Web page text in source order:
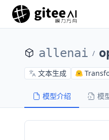
allenai /
文本生成
模型介绍 模